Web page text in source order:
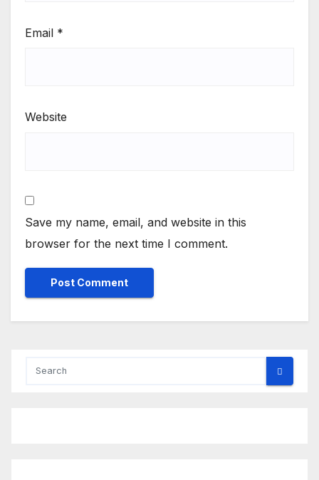
Email *
Website
Save my name, email, and website in this
browser for the next time I comment.